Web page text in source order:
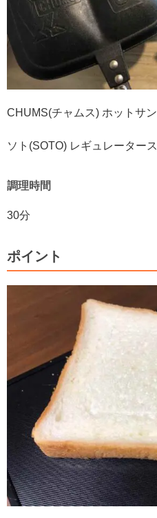
CHUMS(チャムス) ホットサ
ソト(SOTO) レギュレーター
調理時間
30分
ポイント